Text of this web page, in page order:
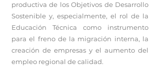
productiva de los Objetivos de Desarrollo
Sostenible y, especialmente, el rol de la
Educación Técnica como instrumento
para el freno de la migración interna, la
creación de empresas y el aumento del
empleo regional de calidad.